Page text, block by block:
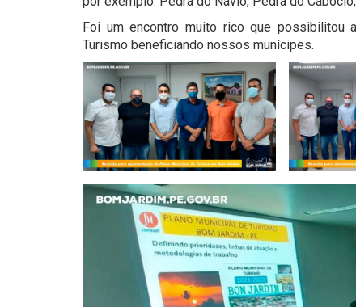
Foi um encontro muito rico que possibilitou
Turismo beneficiando nossos munícipes.